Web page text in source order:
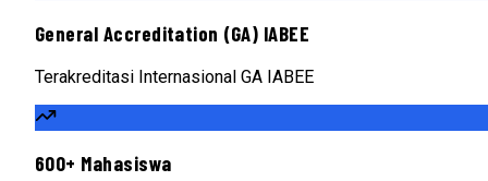
General Accreditation (GA) IABEE
Terakreditasi Internasional GA IABEE
600+ Mahasiswa